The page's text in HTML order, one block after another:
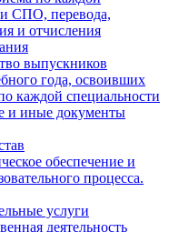
СПО, перевода,
и отчисления
выпускников
года, освоивших
специальности
и иные документы
обеспечение и
процесса.
услуги
деятельность